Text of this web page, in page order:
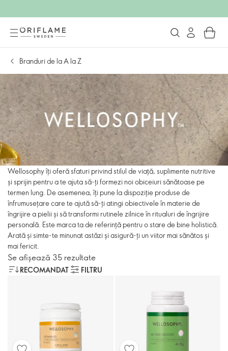
Branduri de la A la Z
Wellosophy îți oferă sfaturi privind stilul de viață, suplimente nutritive
și sprijin pentru a te ajuta să-ți formezi noi obiceiuri sănătoase pe
termen lung. De asemenea, îți pune la dispoziție produse de
înfrumusețare care te ajută să-ți atingi obiectivele în materie de
îngrijire a pielii și să transformi rutinele zilnice în ritualuri de îngrijire
personală. Este marca ta de referință pentru o stare de bine holistică.
Arată și simte-te minunat astăzi și asigură-ți un viitor mai sănătos și
mai fericit.
Se afișează 35 rezultate
RECOMANDAT FILTRU